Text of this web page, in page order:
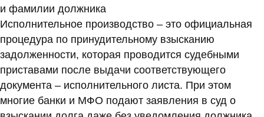
и фамилии должника
Исполнительное производство – это официальная
процедура по принудительному взысканию
задолженности, которая проводится судебными
приставами после выдачи соответствующего
документа – исполнительного листа. При этом
многие банки и МФО подают заявления в суд о